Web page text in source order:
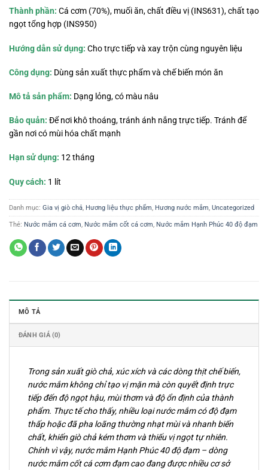
Thành phần: Cá cơm (70%), muối ăn, chất điều vị (INS631), chất tạo
ngọt tổng hợp (INS950)
Hướng dẫn sử dụng: Cho trực tiếp và xay trộn cùng nguyên liệu
Công dụng: Dùng sản xuất thực phẩm và chế biến món ăn
Mô tả sản phẩm: Dạng lỏng, có màu nâu
Bảo quản: Để nơi khô thoáng, tránh ánh nắng trực tiếp. Tránh để
gần nơi có mùi hóa chất mạnh
Hạn sử dụng: 12 tháng
Quy cách: 1 lít
Danh mục: Gia vị giò chả, Hương liệu thực phẩm, Hương nước mắm, Uncategorized
Thẻ: Nước mắm cá cơm, Nước mắm cốt cá cơm, Nước mắm Hạnh Phúc 40 độ đạm
MÔ TẢ
ĐÁNH GIÁ (0)
Trong sản xuất giò chả, xúc xích và các dòng thịt chế biến,
nước mắm không chỉ tạo vị mặn mà còn quyết định trực
tiếp đến độ ngọt hậu, mùi thơm và độ ổn định của thành
phẩm. Thực tế cho thấy, nhiều loại nước mắm có độ đạm
thấp hoặc đã pha loãng thường nhạt mùi và nhanh biến
chất, khiến giò chả kém thơm và thiếu vị ngọt tự nhiên.
Chính vì vậy, nước mắm Hạnh Phúc 40 độ đạm – dòng
nước mắm cốt cá cơm đạm cao đang được nhiều cơ sở